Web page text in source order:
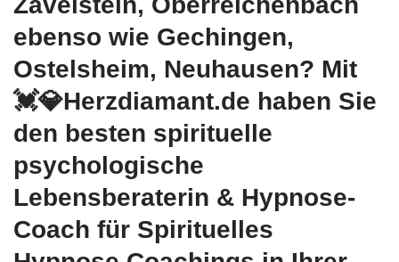
ebenso wie Gechingen,
Ostelsheim, Neuhausen? Mit
💓️💎Herzdiamant.de haben Sie
den besten spirituelle
psychologische
Lebensberaterin & Hypnose-
Coach für Spirituelles